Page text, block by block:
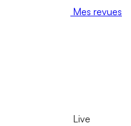
Mes revues
Live